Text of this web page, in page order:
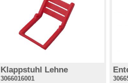
Klappstuhl Lehne
3066016001